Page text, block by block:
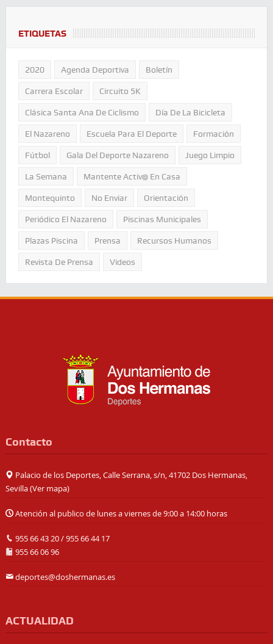
ETIQUETAS
2020 Agenda Deportiva Boletín
Carrera Escolar Circuito 5K
Clásica Santa Ana De Ciclismo Día De La Bicicleta
El Nazareno Escuela Para El Deporte Formación
Fútbol Gala Del Deporte Nazareno Juego Limpio
La Semana Mantente Activ@ En Casa
Montequinto No Enviar Orientación
Periódico El Nazareno Piscinas Municipales
Plazas Piscina Prensa Recursos Humanos
Revista De Prensa Videos
Contacto
Palacio de los Deportes, Calle Serrana, s/n, 41702 Dos Hermanas,
Sevilla (Ver mapa)
Atención al publico de lunes a viernes de 9:00 a 14:00 horas
955 66 43 20/955 66 44 17
955 66 06 96
deportes@doshermanas.es
ACTUALIDAD